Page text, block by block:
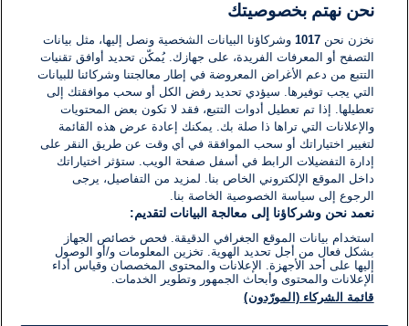
لا توجد تعليقات مكتوبة حتى الآن. كن الأول!
اكتب تعليقًا جديدًا ...
نحن نهتم بخصوصيتك
نخزن نحن1017 وشركاؤنا البيانات الشخصية ونصل إليها، مثل بيانات
التصفح أو المعرفات الفريدة، على جهازك. يُمكّن تحديد أوافق تقنيات
التتبع من دعم الأغراض المعروضة في إطار معالجتنا وشركائنا للبيانات
التي يجب توفيرها. سيؤدي تحديد رفض الكل أو سحب موافقتك إلى
تعطيلها. إذا تم تعطيل أدوات التتبع، فقد لا تكون بعض المحتويات
والإعلانات التي تراها ذا صلة بك. يمكنك إعادة عرض هذه القائمة
لتغيير اختياراتك أو سحب الموافقة في أي وقت عن طريق النقر على
إدارة التفضيلات الرابط في أسفل صفحة الويب. ستؤثر اختياراتك
داخل الموقع الإلكتروني الخاص بنا. لمزيد من التفاصيل، يرجى
الرجوع إلى سياسة الخصوصية الخاصة بنا.
نعمد نحن وشركاؤنا إلى معالجة البيانات لتقديم:
استخدام بيانات الموقع الجغرافي الدقيقة. فحص خصائص الجهاز
بشكل فعال من أجل تحديد الهوية. تخزين المعلومات و/أو الوصول
إليها على أحد الأجهزة. الإعلانات والمحتوى المخصصان وقياس أداء
الإعلانات والمحتوى وأبحاث الجمهور وتطوير الخدمات.
قائمة الشركاء (المورّدون)